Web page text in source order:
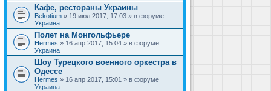
Кафе, рестораны Украины
Bekotium » 19 июл 2017, 17:03 » в форуме
Украина
Полет на Монгольфьере
Hermes » 16 апр 2017, 15:04 » в форуме
Украина
Шоу Турецкого военного оркестра в
Одессе
Hermes » 16 апр 2017, 15:01 » в форуме
Украина